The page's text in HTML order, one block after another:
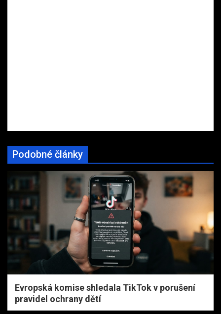
Podobné články
Evropská komise shledala TikTok v porušení
pravidel ochrany dětí